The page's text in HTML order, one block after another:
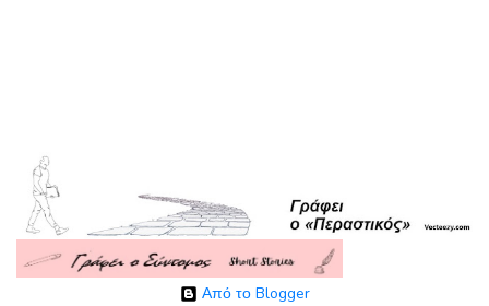
Από το Blogger